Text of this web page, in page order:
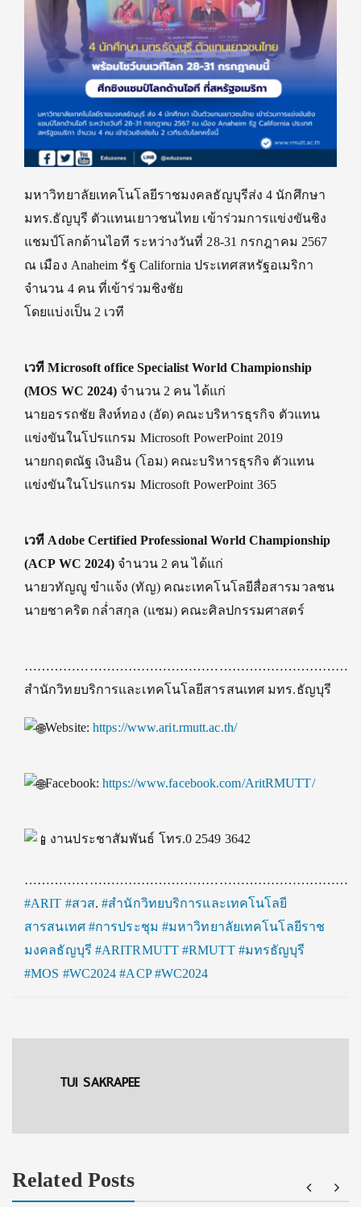
มหาวิทยาลัยเทคโนโลยีราชมงคลธัญบุรีส่ง 4 นักศึกษา
มทร.ธัญบุรี ตัวแทนเยาวชนไทย เข้าร่วมการแข่งขันชิง
แชมป์โลกด้านไอที ระหว่างวันที่ 28-31 กรกฎาคม 2567
ณ เมือง Anaheim รัฐ California ประเทศสหรัฐอเมริกา
จำนวน 4 คน ที่เข้าร่วมชิงชัย
โดยแบ่งเป็น 2 เวที
เวที Microsoft office Specialist World Championship
(MOS WC 2024) จำนวน 2 คน ได้แก่
นายอรรถชัย สิงห์ทอง (อัด) คณะบริหารธุรกิจ ตัวแทน
แข่งขันในโปรแกรม Microsoft PowerPoint 2019
นายกฤตณัฐ เงินอิน (โอม) คณะบริหารธุรกิจ ตัวแทน
แข่งขันในโปรแกรม Microsoft PowerPoint 365
เวที Adobe Certified Professional World Championship
(ACP WC 2024) จำนวน 2 คน ได้แก่
นายวทัญญู ขำแจ้ง (ทัญ) คณะเทคโนโลยีสื่อสารมวลชน
นายชาคริต กล่ำสกุล (แซม) คณะศิลปกรรมศาสตร์
…………………………………………………………………..
สำนักวิทยบริการและเทคโนโลยีสารสนเทศ มทร.ธัญบุรี
Website:https://www.arit.rmutt.ac.th/
Facebook:https://www.facebook.com/AritRMUTT/
งานประชาสัมพันธ์ โทร.0 2549 3642
……………………………………………………………………
#ARIT #สวส.#สำนักวิทยบริการและเทคโนโลยี
สารสนเทศ #การประชุม #มหาวิทยาลัยเทคโนโลยีราช
มงคลธัญบุรี #ARITRMUTT #RMUTT #มทรธัญบุรี
#MOS #WC2024 #ACP #WC2024
TUI SAKRAPEE
Related Posts